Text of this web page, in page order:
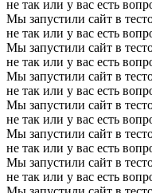
не так или у вас есть
Мы запустили сайт в
не так или у вас есть
Мы запустили сайт в
не так или у вас есть
Мы запустили сайт в
не так или у вас есть
Мы запустили сайт в
не так или у вас есть
Мы запустили сайт в
не так или у вас есть
Мы запустили сайт в
не так или у вас есть